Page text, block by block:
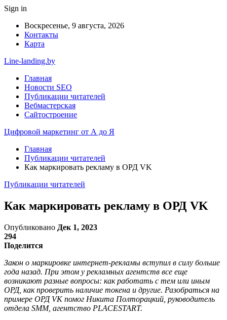
Sign in
Воскресенье, 9 августа, 2026
Контакты
Карта
Line-landing.by
Главная
Новости SEO
Публикации читателей
Вебмастерская
Сайтостроение
Цифровой маркетинг от А до Я
Главная
Публикации читателей
Как маркировать рекламу в ОРД VK
Публикации читателей
Как маркировать рекламу в ОРД VK
Опубликовано Дек 1, 2023
294
Поделится
Закон о маркировке интернет-рекламы вступил в силу больше
года назад. При этом у рекламных агентств все еще
возникают разные вопросы: как работать с тем или иным
ОРД, как проверить наличие токена и другие. Разобраться на
примере ОРД VK помог Никита Полторацкий, руководитель
отдела SMM, агентство PLACESTART.